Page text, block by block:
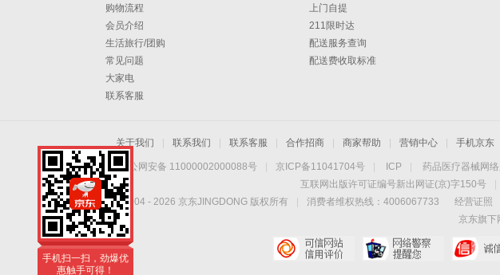
购物流程
会员介绍
生活旅行/团购
常见问题
大家电
联系客服
上门自提
211限时达
配送服务查询
配送费收取标准
关于我们 联系我们 联系客服 合作招商 商家帮助 营销中心 手机京东
京公网安备 11000002000088号 京ICP备11041704号 ICP 药品医疗器械网
互联网出版许可证编号新出网证(京)字150号
Copyright © 2004 - 2026 京东JINGDONG 版权所有 消费者维权热线：4006067733 经营证照
京东旗下
手机扫一扫，劲爆优
惠触手可得！
手机扫一扫，劲爆优
惠触手可得！